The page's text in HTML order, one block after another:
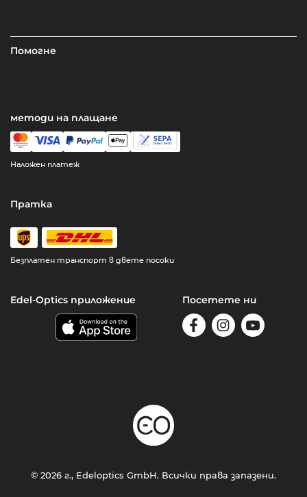
Помогне
методи на плащане
Наложен платеж
Пратка
Безплатен транспорт в двете посоки
Edel-Optics приложение Посетете ни
© 2026 г., Edeloptics GmbH. Всички права запазени.